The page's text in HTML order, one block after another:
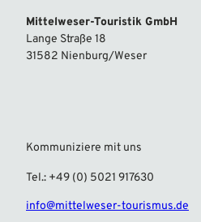
Mittelweser-Touristik GmbH
Lange Straße 18
31582 Nienburg/Weser
Kommuniziere mit uns
Tel.: +49 (0) 5021 917630
info@mittelweser-tourismus.de